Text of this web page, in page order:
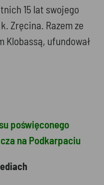
15 lat swojego
Zręcina. Razem ze
Klobassą, ufundował